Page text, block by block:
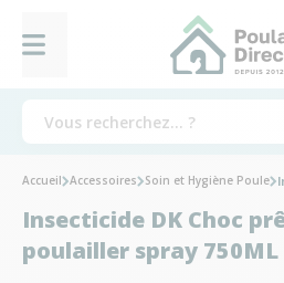
Accueil Accessoires Soin et Hygiène Poule
Insecticide DK Choc
poulailler spray